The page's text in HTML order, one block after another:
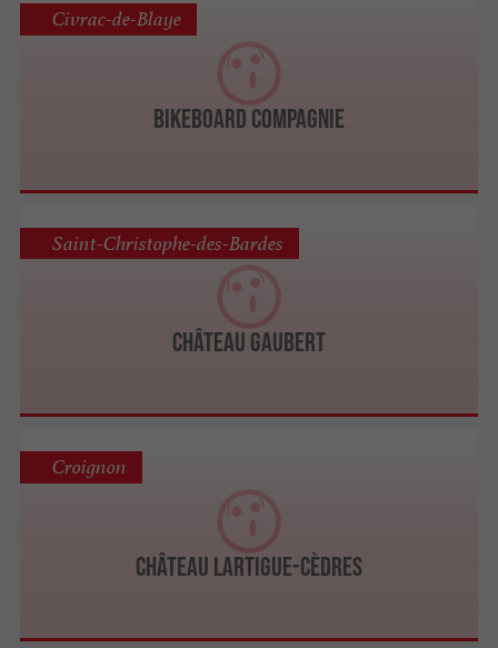
BikeBoard Compagnie
Civrac-de-Blaye
Château Gaubert
Saint-Christophe-des-Bardes
Château Lartigue-Cèdres
Croignon